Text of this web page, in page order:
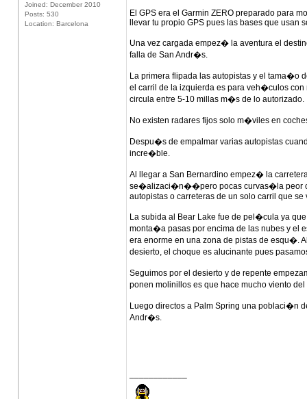
Joined: December 2010
Posts: 530
Location: Barcelona
El GPS era el Garmin ZERO preparado para
llevar tu propio GPS pues las bases que usan
Una vez cargada empez� la aventura el
falla de San Andr�s.
La primera flipada las autopistas y el tama�o
el carril de la izquierda es para veh�culos
circula entre 5-10 millas m�s de lo autorizado.
No existen radares fijos solo m�viles en
Despu�s de empalmar varias autopistas
incre�ble.
Al llegar a San Bernardino empez� la
se�alizaci�n��pero pocas curvas�la peor
autopistas o carreteras de un solo carril que
La subida al Bear Lake fue de pel�cula ya
monta�a pasas por encima de las nubes y el
era enorme en una zona de pistas de esqu�.
desierto, el choque es alucinante pues
Seguimos por el desierto y de repente
ponen molinillos es que hace mucho viento
Luego directos a Palm Spring una poblaci�n
Andr�s.